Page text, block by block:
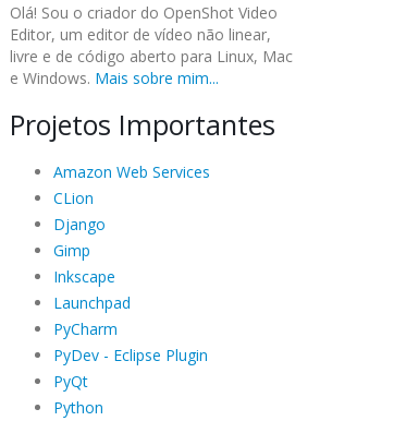
Olá! Sou o criador do OpenShot Video
Editor, um editor de vídeo não linear,
livre e de código aberto para Linux, Mac
e Windows. Mais sobre mim...
Projetos Importantes
Amazon Web Services
CLion
Django
Gimp
Inkscape
Launchpad
PyCharm
PyDev - Eclipse Plugin
PyQt
Python